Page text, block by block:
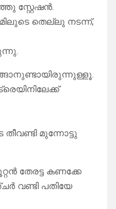
സ്റ്റേഷൻ.
തെല്ലു നടന്ന്,
മുന്നോട്ടു
തേരട്ട കണക്കേ
വണ്ടി പതിയേ